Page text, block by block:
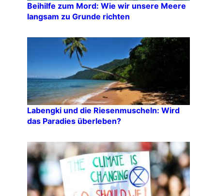
Beihilfe zum Mord: Wie wir unsere Meere
langsam zu Grunde richten
Labengki und die Riesenmuscheln: Wird
das Paradies überleben?